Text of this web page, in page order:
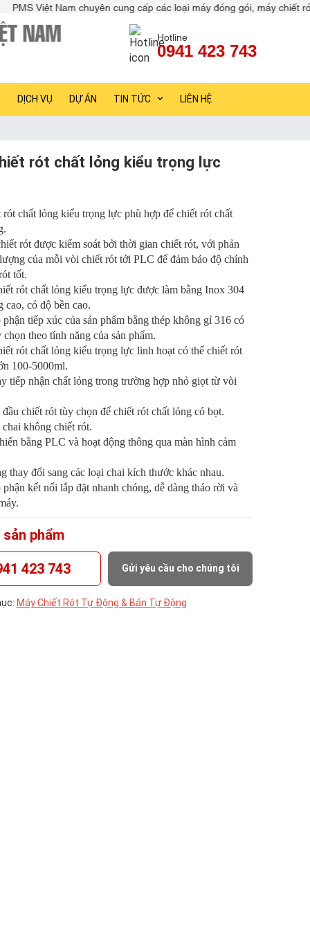
cung cấp các loại máy đóng gói, máy chiết rót, máy dán
Hotline
0941 423 743
DỊCH VỤ DỰ ÁN TIN TỨC LIÊN HỆ
rót chất lỏng kiểu trọng lực
chất lỏng kiểu trọng lực phù hợp để chiết rót chất
rót được kiểm soát bởi thời gian chiết rót, với phản
của mỗi vòi chiết rót tới PLC để đảm bảo độ chính
tốt.
rót chất lỏng kiểu trọng lực được làm bằng Inox 304
cao, có độ bền cao.
tiếp xúc của sản phẩm bằng thép không gỉ 316 có
chọn theo tính năng của sản phẩm.
rót chất lỏng kiểu trọng lực linh hoạt có thể chiết rót
100-5000ml.
tiếp nhận chất lỏng trong trường hợp nhỏ giọt từ vòi
chiết rót tùy chọn để chiết rót chất lỏng có bọt.
không chiết rót.
bằng PLC và hoạt động thông qua màn hình cảm
thay đổi sang các loại chai kích thước khác nhau.
kết nối lắp đặt nhanh chóng, dễ dàng tháo rời và
phẩm
423 743 Gửi yêu cầu cho chúng tôi
Máy Chiết Rót Tự Động & Bán Tự Động